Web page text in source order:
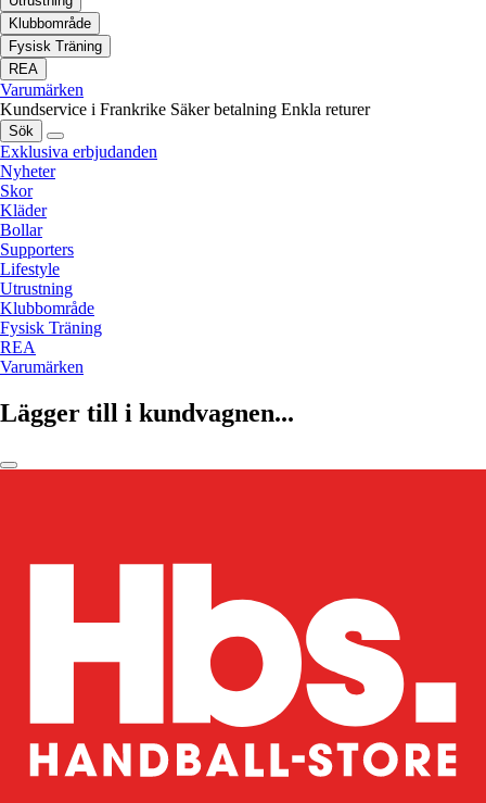
Klubbområde
Fysisk Träning
REA
Varumärken
Kundservice i Frankrike Säker betalning Enkla returer
Sök
Exklusiva erbjudanden
Nyheter
Skor
Kläder
Bollar
Supporters
Lifestyle
Utrustning
Klubbområde
Fysisk Träning
REA
Varumärken
Lägger till i kundvagnen...